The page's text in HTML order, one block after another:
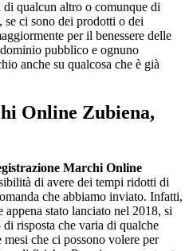
qualcun altro o comunque di
ci sono dei prodotti o dei
per il benessere delle
pubblico e ognuno
anche su qualcosa che è già
Online Zubiena,
Marchi Online
di avere dei tempi ridotti di
che abbiamo inviato. Infatti,
stato lanciato nel 2018, si
risposta che varia di qualche
che ci possono volere per